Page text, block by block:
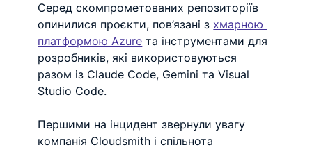
Серед скомпрометованих репозиторіїв
опинилися проєкти, пов’язані з хмарною
платформою Azure та інструментами для
розробників, які використовуються
разом із Claude Code, Gemini та Visual
Studio Code.
Першими на інцидент звернули увагу
компанія Cloudsmith і спільнота